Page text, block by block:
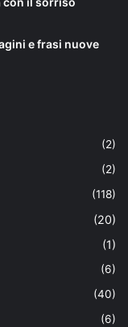
e frasi nuove
(2)
(2)
(118)
(20)
(1)
(6)
(40)
(6)